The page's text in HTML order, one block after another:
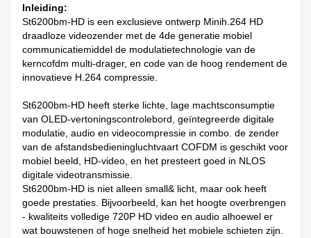
Inleiding:
St6200bm-HD is een exclusieve ontwerp Minih.264 HD
draadloze videozender met de 4de generatie mobiel
communicatiemiddel de modulatietechnologie van de
kerncofdm multi-drager, en code van de hoog rendement de
innovatieve H.264 compressie.
St6200bm-HD heeft sterke lichte, lage machtsconsumptie
van OLED-vertoningscontrolebord, geïntegreerde digitale
modulatie, audio en videocompressie in combo. de zender
van de afstandsbedieningluchtvaart COFDM is geschikt voor
mobiel beeld, HD-video, en het presteert goed in NLOS
digitale videotransmissie.
St6200bm-HD is niet alleen small& licht, maar ook heeft
goede prestaties. Bijvoorbeeld, kan het hoogte overbrengen
- kwaliteits volledige 720P HD video en audio alhoewel er
wat bouwstenen of hoge snelheid het mobiele schieten zijn.